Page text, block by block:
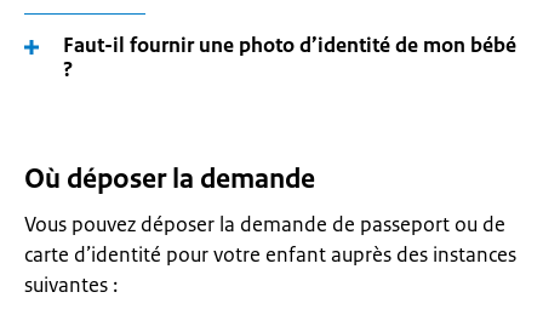
Faut-il fournir une photo d’identité de mon bébé
?
Où déposer la demande
Vous pouvez déposer la demande de passeport ou de
carte d’identité pour votre enfant auprès des instances
suivantes :